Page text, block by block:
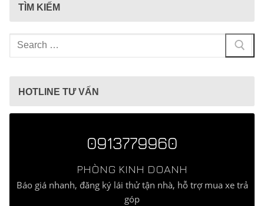
TÌM KIẾM
Tìm
kiếm
HOTLINE TƯ VẤN
0913779960
PHÒNG KINH DOANH
Báo giá nhanh, đăng ký lái thử tận nhà, hỗ trợ mua xe trả
góp